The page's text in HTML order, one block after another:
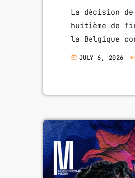
La décision
huitième de
la Belgique
football. Ce
avalanche de
today JULY 6, 2026